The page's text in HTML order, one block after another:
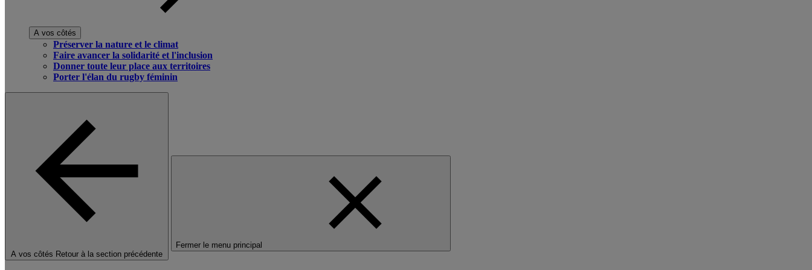
A vos côtés
Préserver la nature et le climat
Faire avancer la solidarité et l'inclusion
Donner toute leur place aux territoires
Porter l'élan du rugby féminin
A vos côtés Retour à la section précédente
Fermer le menu principal